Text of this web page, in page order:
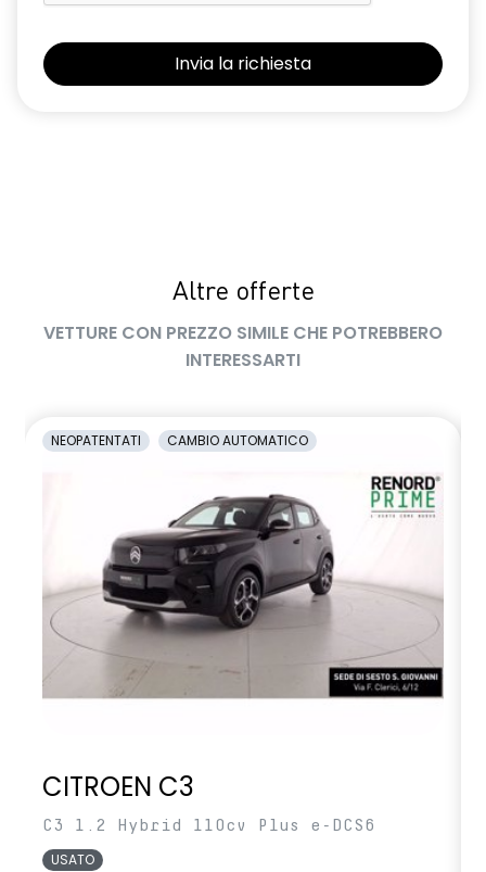
Sedili con sistema isofix
Selleria Stepway in tessuto blu e nero
Volante regolabile in altezza e profondità
Altre offerte
VETTURE CON PREZZO SIMILE CHE POTREBBERO
INTERESSARTI
NEOPATENTATI CAMBIO AUTOMATICO
CITROEN C3
C3 1.2 Hybrid 110cv Plus e-DCS6
USATO